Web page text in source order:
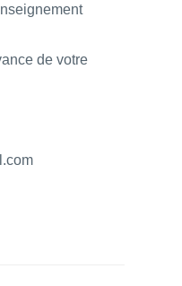
de votre